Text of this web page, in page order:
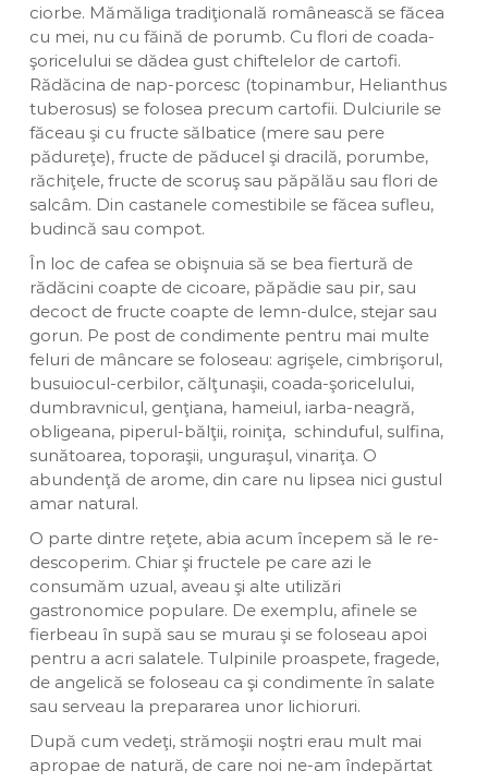
ciorbe. Mămăliga tradiţională românească se făcea
cu mei, nu cu făină de porumb. Cu flori de coada-
şoricelului se dădea gust chiftelelor de cartofi.
Rădăcina de nap-porcesc (topinambur, Helianthus
tuberosus) se folosea precum cartofii. Dulciurile se
făceau şi cu fructe sălbatice (mere sau pere
pădureţe), fructe de păducel şi dracilă, porumbe,
răchiţele, fructe de scoruş sau păpălău sau flori de
salcâm. Din castanele comestibile se făcea sufleu,
budincă sau compot.
În loc de cafea se obişnuia să se bea fiertură de
rădăcini coapte de cicoare, păpădie sau pir, sau
decoct de fructe coapte de lemn-dulce, stejar sau
gorun. Pe post de condimente pentru mai multe
feluri de mâncare se foloseau: agrişele, cimbrişorul,
busuiocul-cerbilor, călţunaşii, coada-şoricelului,
dumbravnicul, genţiana, hameiul, iarba-neagră,
obligeana, piperul-bălţii, roiniţa, schinduful, sulfina,
sunătoarea, toporaşii, unguraşul, vinariţa. O
abundenţă de arome, din care nu lipsea nici gustul
amar natural.
O parte dintre reţete, abia acum începem să le re-
descoperim. Chiar şi fructele pe care azi le
consumăm uzual, aveau şi alte utilizări
gastronomice populare. De exemplu, afinele se
fierbeau în supă sau se murau şi se foloseau apoi
pentru a acri salatele. Tulpinile proaspete, fragede,
de angelică se foloseau ca şi condimente în salate
sau serveau la prepararea unor lichioruri.
După cum vedeţi, strămoşii noştri erau mult mai
apropae de natură, de care noi ne-am îndepărtat